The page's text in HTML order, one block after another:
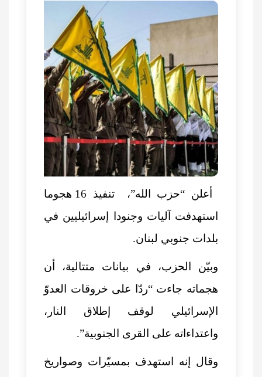
أعلن “حزب الله”،
تنفيذ 16 هجوما
استهدفت آليات وجنودا إسرائيليين في
بلدات جنوبي لبنان.
وبيّن الحزب، في بيانات متتالية، أن
هجماته جاءت “ردّا على خروقات العدوّ
الإسرائيلي لوقف إطلاق النار،
واعتداءاته على القرى الجنوبية”.
وقال إنه استهدف بمسيّرات وصواريخ